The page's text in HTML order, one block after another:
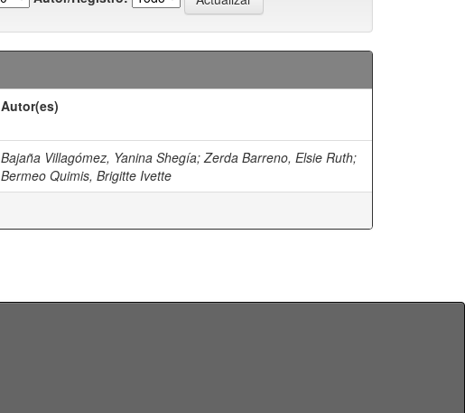
Autor(es)
Bajaña Villagómez, Yanina Shegía;Zerda Barreno, Elsie Ruth;
Bermeo Quimis, Brigitte Ivette